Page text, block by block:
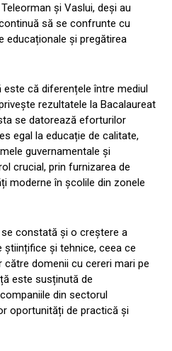
și Vaslui, deși au
să se confrunte cu
educaționale și pregătirea
că diferențele între mediul
rezultatele la Bacalaureat
se datorează eforturilor
egal la educație de calitate,
guvernamentale și
crucial, prin furnizarea de
moderne în școlile din zonele
constată și o creștere a
științifice și tehnice, ceea ce
domenii cu cereri mari pe
este susținută de
din sectorul
oportunități de practică și